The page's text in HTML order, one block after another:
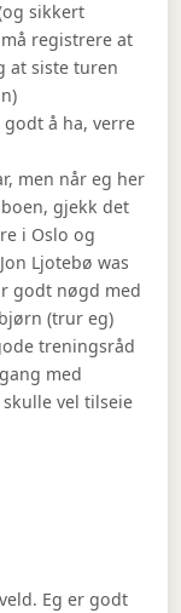
sikkert
registrere at
at siste turen
å ha, verre
men når eg her
gjekk det
i Oslo og
Ljotebø was
godt nøgd med
(trur eg)
treningsråd
med
vel tilseie
Eg er godt